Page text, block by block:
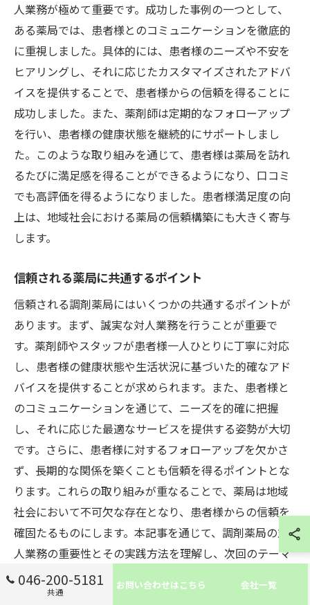
人業務が極めて重要です。成功した事例の一つとして、
ある薬局では、患者様とのコミュニケーションを徹底的
に重視しました。具体的には、患者様のニーズや不安を
ヒアリングし、それに応じたカスタマイズされたアドバ
イスを提供することで、患者様からの信頼を得ることに
成功しました。また、薬剤師は定期的なフォローアップ
を行い、患者様の健康状態を継続的にサポートしまし
た。このような取り組みを通じて、患者様は薬局を訪れ
るたびに満足感を得ることができるようになり、口コミ
でも高評価を得るようになりました。患者様満足度の向
上は、地域社会における薬局の信頼構築にも大きく寄与
します。
信頼される薬局に共通するポイント
信頼される調剤薬局にはいくつかの共通するポイントが
あります。まず、誠実な対人業務を行うことが重要で
す。薬剤師やスタッフが患者様一人ひとりに丁寧に対応
し、患者様の健康状態や生活状況に基づいた的確なアド
バイスを提供することが求められます。また、患者様と
のコミュニケーションを通じて、ニーズを的確に把握
し、それに応じた最適なサービスを提供する姿勢が大切
です。さらに、患者様に対するフォローアップを欠かさ
ず、長期的な関係を築くことも信頼を得るポイントとな
ります。これらの取り組みが重なることで、薬局は地域
社会において不可欠な存在となり、患者様からの信頼を
確固たるものにします。本記事を通じて、調剤薬局の対
人業務の重要性とその実践方法を理解し、次回のテーマ
もお楽しみに。
046-200-5181
共通
お問い合わせはこちら 会社一覧